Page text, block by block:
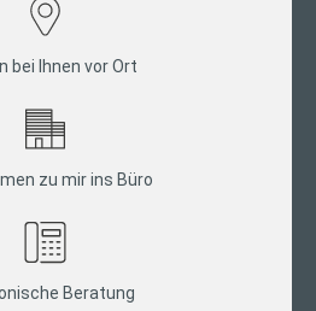
bei Ihnen vor Ort
zu mir ins Büro
Beratung